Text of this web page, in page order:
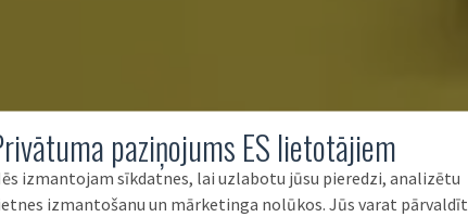
paziņojums ES lietotājiem
izmantojam sīkdatnes, lai uzlabotu jūsu pieredzi, analizētu
izmantošanu un mārketinga nolūkos. Jūs varat pārvaldīt